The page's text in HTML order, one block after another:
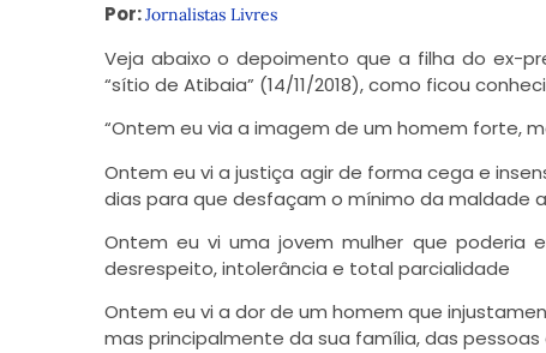
Por:Jornalistas Livres
Veja abaixo o depoimento que a filha do ex-
“sítio de Atibaia” (14/11/2018), como ficou
“Ontem eu via a imagem de um homem forte,
Ontem eu vi a justiça agir de forma cega e
dias para que desfaçam o mínimo da maldade
Ontem eu vi uma jovem mulher que poderia
desrespeito, intolerância e total parcialidade
Ontem eu vi a dor de um homem que
mas principalmente da sua família, das